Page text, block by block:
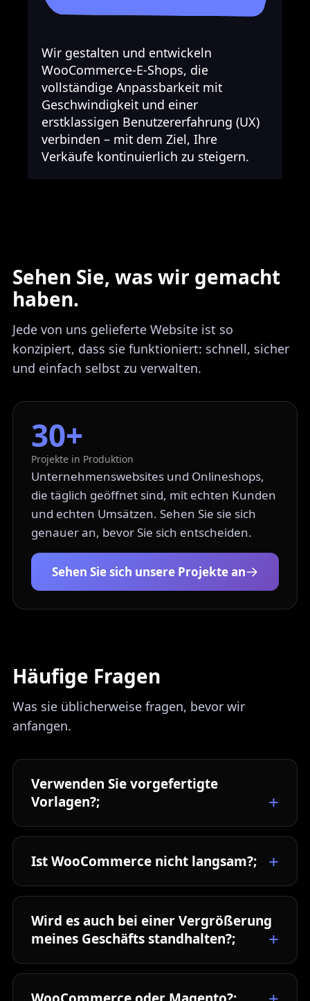
Wir gestalten und entwickeln
WooCommerce-E-Shops, die
vollständige Anpassbarkeit mit
Geschwindigkeit und einer
erstklassigen Benutzererfahrung (UX)
verbinden – mit dem Ziel, Ihre
Verkäufe kontinuierlich zu steigern.
Sehen Sie, was wir gemacht
haben.
Jede von uns gelieferte Website ist so
konzipiert, dass sie funktioniert: schnell, sicher
und einfach selbst zu verwalten.
30+
Projekte in Produktion
Unternehmenswebsites und Onlineshops,
die täglich geöffnet sind, mit echten Kunden
und echten Umsätzen. Sehen Sie sie sich
genauer an, bevor Sie sich entscheiden.
Sehen Sie sich unsere Projekte an
Häufige Fragen
Was sie üblicherweise fragen, bevor wir
anfangen.
Verwenden Sie vorgefertigte
Vorlagen?;
Ist WooCommerce nicht langsam?;
Wird es auch bei einer Vergrößerung
meines Geschäfts standhalten?;